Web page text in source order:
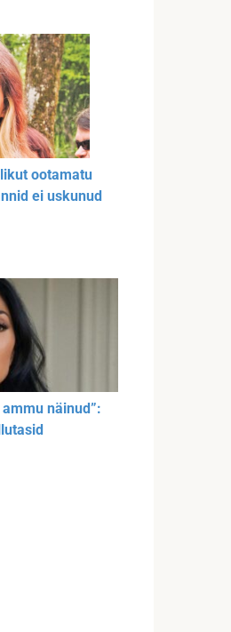
ootamatu
ei uskunud
näinud”: